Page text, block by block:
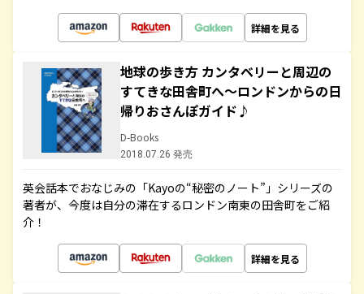
詳細を見る
地球の歩き方 カンタベリーと周辺の
すてきな田舎町へ～ロンドンからの日
帰りおさんぽガイド♪
D-Books
2018.07.26 発売
英会話本でおなじみの「Kayoの“秘密のノート”」シリーズの
著者が、今度は自分の滞在するロンドン南東の田舎町をご紹
介！
詳細を見る